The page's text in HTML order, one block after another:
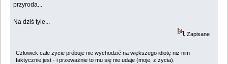
przyroda...
Na dziś tyle...
Zapisane
Człowiek całe życie próbuje nie wychodzić na większego idiotę niż nim
faktycznie jest - i przeważnie to mu się nie udaje (moje, z życia).